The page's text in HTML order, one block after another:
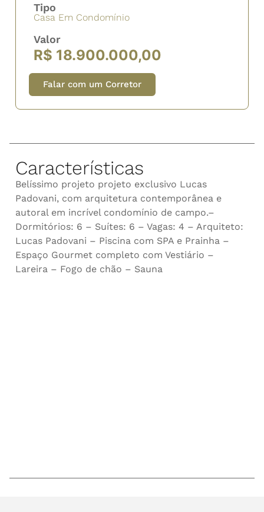
Tipo
Casa Em Condomínio
Valor
R$ 18.900.000,00
Falar com um Corretor
Características
Belíssimo projeto projeto exclusivo Lucas
Padovani, com arquitetura contemporânea e
autoral em incrível condomínio de campo.–
Dormitórios: 6 – Suítes: 6 – Vagas: 4 – Arquiteto:
Lucas Padovani – Piscina com SPA e Prainha –
Espaço Gourmet completo com Vestiário –
Lareira – Fogo de chão – Sauna